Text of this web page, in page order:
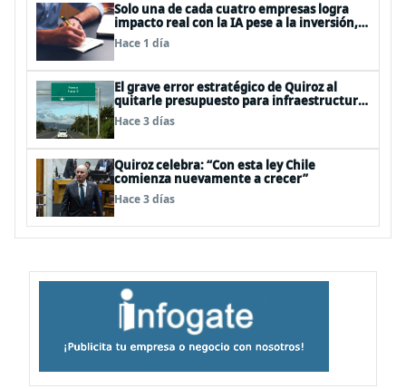
Solo una de cada cuatro empresas logra
impacto real con la IA pese a la inversión,
según el Foro Económico Mundial
Hace 1 día
El grave error estratégico de Quiroz al
quitarle presupuesto para infraestructura
vial del Biobío
Hace 3 días
Quiroz celebra: “Con esta ley Chile
comienza nuevamente a crecer”
Hace 3 días